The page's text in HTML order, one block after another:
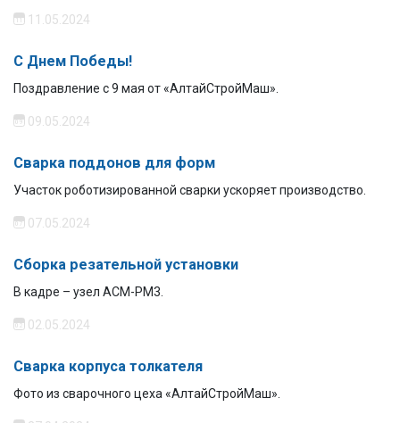
11.05.2024
С Днем Победы!
Поздравление с 9 мая от «АлтайСтройМаш».
09.05.2024
Сварка поддонов для форм
Участок роботизированной сварки ускоряет производство.
07.05.2024
Сборка резательной установки
В кадре – узел АСМ-РМ3.
02.05.2024
Сварка корпуса толкателя
Фото из сварочного цеха «АлтайСтройМаш».